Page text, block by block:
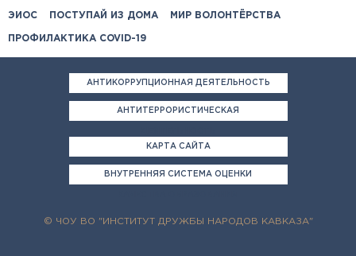
ЭИОС ПОСТУПАЙ ИЗ ДОМА МИР ВОЛОНТЁРСТВА
ПРОФИЛАКТИКА COVID-19
АНТИКОРРУПЦИОННАЯ ДЕЯТЕЛЬНОСТЬ
АНТИТЕРРОРИСТИЧЕСКАЯ
КАРТА САЙТА
ВНУТРЕННЯЯ СИСТЕМА ОЦЕНКИ
© ЧОУ ВО "ИНСТИТУТ ДРУЖБЫ НАРОДОВ КАВКАЗА"